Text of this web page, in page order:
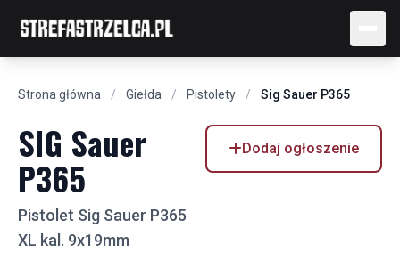
Strona główna / Giełda / Pistolety / Sig Sauer P365
SIG Sauer
P365
Pistolet Sig Sauer P365
XL kal. 9x19mm
Dodaj ogłoszenie